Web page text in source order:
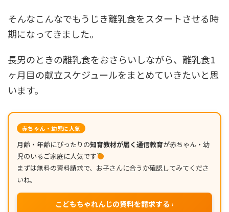
そんなこんなでもうじき離乳食をスタートさせる時
期になってきました。
長男のときの離乳食をおさらいしながら、離乳食1
ヶ月目の献立スケジュールをまとめていきたいと思
います。
赤ちゃん・幼児に人気
月齢・年齢にぴったりの知育教材が届く通信教育が赤ちゃん・幼
児のいるご家庭に人気です
まずは無料の資料請求で、お子さんに合うか確認してみてくださ
いね。
こどもちゃれんじの資料を請求する ›